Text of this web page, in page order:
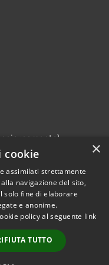
© 2026 • Comune di
Ostra • Powered by
Municipium•
Accesso
redazione
×
cookie
assimilati strettamente
navigazione del sito,
solo fine di elaborare
e anonime.
policy al seguente link
TUTTO